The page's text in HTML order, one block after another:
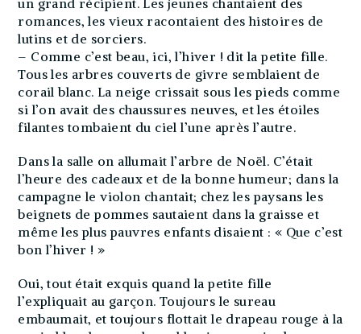
romances, les vieux racontaient des histoires de
lutins et de sorciers.
– Comme c’est beau, ici, l’hiver ! dit la petite fille.
Tous les arbres couverts de givre semblaient de
corail blanc. La neige crissait sous les pieds comme
si l’on avait des chaussures neuves, et les étoiles
filantes tombaient du ciel l’une après l’autre.
Dans la salle on allumait l’arbre de Noël. C’était
l’heure des cadeaux et de la bonne humeur; dans la
campagne le violon chantait; chez les paysans les
beignets de pommes sautaient dans la graisse et
même les plus pauvres enfants disaient : « Que c’est
bon l’hiver ! »
Oui, tout était exquis quand la petite fille
l’expliquait au garçon. Toujours le sureau
embaumait, et toujours flottait le drapeau rouge à la